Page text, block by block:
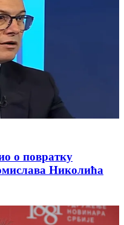
о повратку
Николића